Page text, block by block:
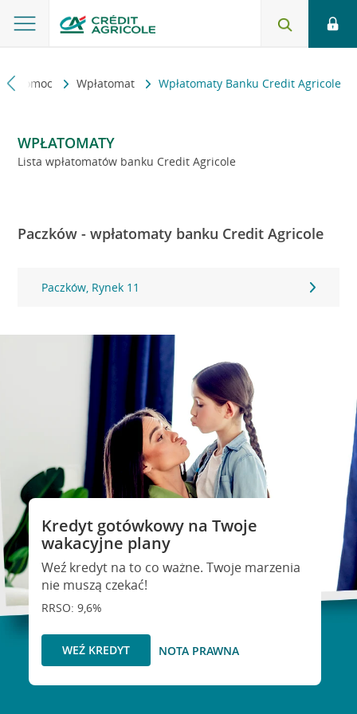
i pomoc Wpłatomat Wpłatomaty Banku Credit Agricole
WPŁATOMATY
Lista wpłatomatów banku Credit Agricole
Paczków - wpłatomaty banku Credit Agricole
Paczków, Rynek 11
Kredyt gotówkowy na Twoje
wakacyjne plany
Weź kredyt na to co ważne. Twoje marzenia
nie muszą czekać!
RRSO: 9,6%
WEŹ KREDYT NOTA PRAWNA